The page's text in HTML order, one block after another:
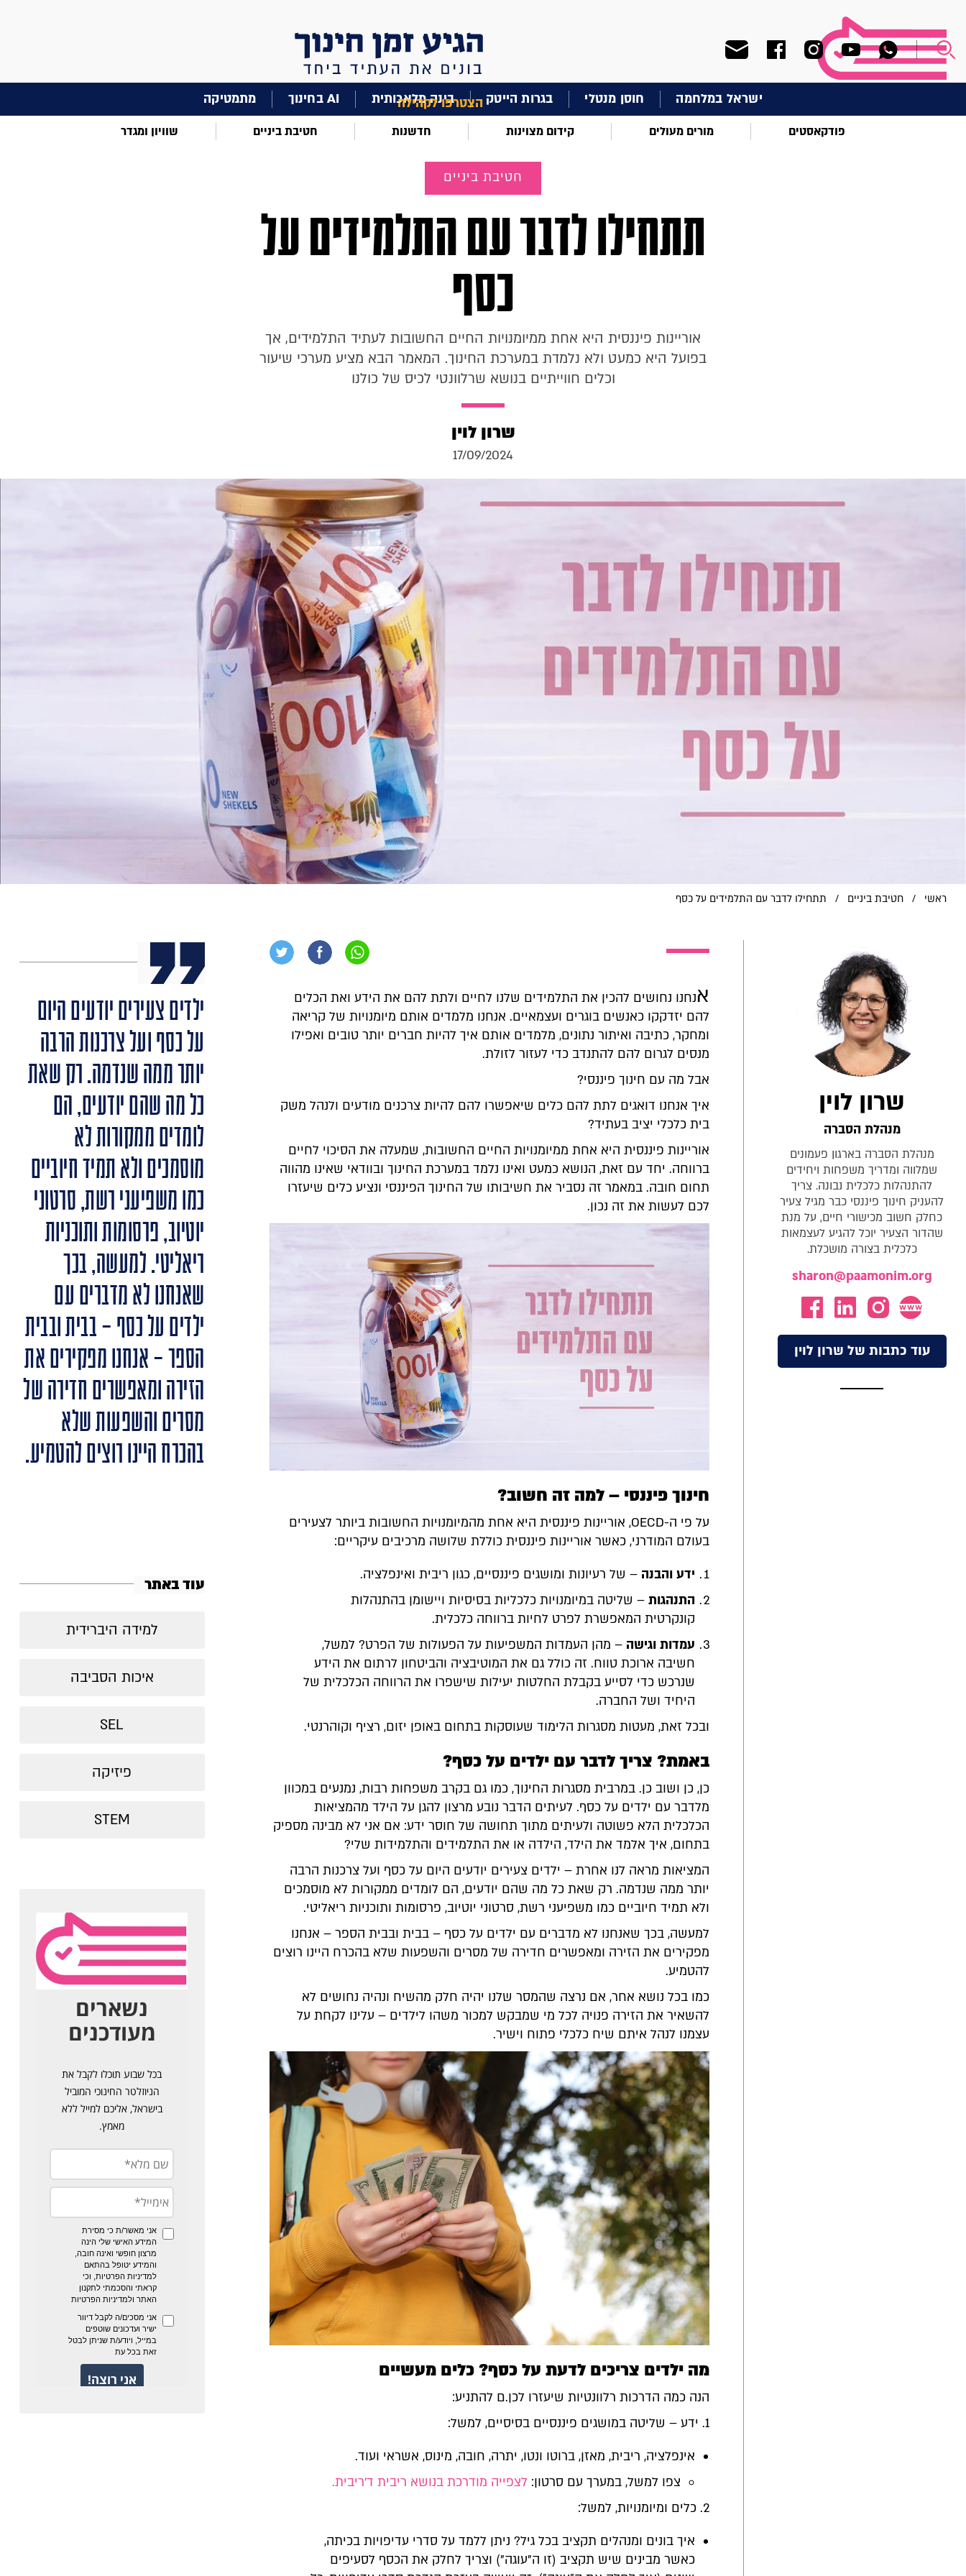
הצטרפו לקהילה ישראל במלחמה חוסן מנטלי בגרות הייטק בינה מלאכותית AI בחינוך מתמטיקה
פודקאסטים מורים מעולים קידום מצוינות חדשנות חטיבת ביניים שוויון ומגדר
חטיבת ביניים
תתחילו לדבר עם התלמידים על
כסף
אוריינות פיננסית היא אחת ממיומנויות החיים החשובות לעתיד התלמידים, אך
בפועל היא כמעט ולא נלמדת במערכת החינוך. המאמר הבא מציע מערכי שיעור
וכלים חווייתיים בנושא שרלוונטי לכיס של כולנו
שרון לוין
17/09/2024
ראשי / חטיבת ביניים / תתחילו לדבר עם התלמידים על כסף
אנחנו נחושים להכין את התלמידים שלנו לחיים ולתת להם את הידע ואת הכלים
להם יזדקקו כאנשים בוגרים ועצמאיים. אנחנו מלמדים אותם מיומנויות של קריאה
ומחקר, כתיבה ואיתור נתונים, מלמדים אותם איך להיות חברים יותר טובים ואפילו
מנסים לגרום להם להתנדב כדי לעזור לזולת.
אבל מה עם חינוך פיננסי?
איך אנחנו דואגים לתת להם כלים שיאפשרו להם להיות צרכנים מודעים ולנהל משק
בית כלכלי יציב בעתיד?
אוריינות פיננסית היא אחת ממיומנויות החיים החשובות, שמעלה את הסיכוי לחיים
ברווחה. יחד עם זאת, הנושא כמעט ואינו נלמד במערכת החינוך ובוודאי שאינו מהווה
תחום חובה. במאמר זה נסביר את חשיבותו של החינוך הפיננסי ונציע כלים שיעזרו
לכם לעשות את זה נכון.
חינוך פיננסי – למה זה חשוב?
על פי ה-OECD, אוריינות פיננסית היא אחת מהמיומנויות החשובות ביותר לצעירים
בעולם המודרני, כאשר אוריינות פיננסית כוללת שלושה מרכיבים עיקריים:
ידע והבנה – של רעיונות ומושגים פיננסיים, כגון ריבית ואינפלציה.
התנהגות– שליטה במיומנויות כלכליות בסיסיות ויישומן בהתנהלות
קונקרטית המאפשרת לפרט לחיות ברווחה כלכלית.
עמדות וגישה – מהן העמדות המשפיעות על הפעולות של הפרט? למשל,
חשיבה ארוכת טווח. זה כולל גם את המוטיבציה והביטחון לרתום את הידע
שנרכש כדי לסייע בקבלת החלטות יעילות שישפרו את הרווחה הכלכלית של
היחיד ושל החברה.
ובכל זאת, מעטות מסגרות הלימוד שעוסקות בתחום באופן יזום, רציף וקוהרנטי.
באמת? צריך לדבר עם ילדים על כסף?
כן, כן ושוב כן. במרבית מסגרות החינוך, כמו גם בקרב משפחות רבות, נמנעים במכוון
מלדבר עם ילדים על כסף. לעיתים הדבר נובע מרצון להגן על הילד מהמציאות
הכלכלית הלא פשוטה ולעיתים מתוך תחושה של חוסר ידע: אם אני לא מבינה מספיק
בתחום, איך אלמד את הילד, הילדה או את התלמידים והתלמידות שלי?
המציאות מראה לנו אחרת – ילדים צעירים יודעים היום על כסף ועל צרכנות הרבה
יותר ממה שנדמה. רק שאת כל מה שהם יודעים, הם לומדים ממקורות לא מוסמכים
ולא תמיד חיוביים כמו משפיעני רשת, סרטוני יוטיוב, פרסומות ותוכניות ריאליטי.
למעשה, בכך שאנחנו לא מדברים עם ילדים על כסף – בבית ובבית הספר – אנחנו
מפקירים את הזירה ומאפשרים חדירה של מסרים והשפעות שלא בהכרח היינו רוצים
להטמיע.
כמו בכל נושא אחר, אם נרצה שהמסר שלנו יהיה חלק מהשיח ונהיה נחושים לא
להשאיר את הזירה פנויה לכל מי שמבקש למכור משהו לילדים – עלינו לקחת על
עצמנו לנהל איתם שיח כלכלי פתוח וישיר.
מה ילדים צריכים לדעת על כסף? כלים מעשיים
הנה כמה הדרכות רלוונטיות שיעזרו לכן.ם להתניע:
1. ידע – שליטה במושגים פיננסיים בסיסיים, למשל:
אינפלציה, ריבית, מאזן, ברוטו ונטו, יתרה, חובה, מינוס, אשראי ועוד.
צפו למשל, במערך עם סרטון: לצפייה מודרכת בנושא ריבית ד'ריבית.
2. כלים ומיומנויות, למשל:
איך בונים ומנהלים תקציב בכל גיל? ניתן ללמד על סדרי עדיפויות בכיתה,
כאשר מבינים שיש תקציב (זו ה"עוגה") וצריך לחלק את הכסף לסעיפים
שרון לוין
מנהלת הסברה
מנהלת הסברה בארגון פעמונים
שמלווה ומדריך משפחות ויחידים
להתנהלות כלכלית נבונה. צריך
להעניק חינוך פיננסי כבר מגיל צעיר
כחלק חשוב מכישורי חיים, על מנת
שהדור הצעיר יוכל להגיע לעצמאות
כלכלית בצורה מושכלת.
sharon@paamonim.org
עוד כתבות של שרון לוין
ילדים צעירים יודעים היום
על כסף ועל צרכנות הרבה
יותר ממה שנדמה. רק שאת
כל מה שהם יודעים, הם
לומדים ממקורות לא
מוסמכים ולא תמיד חיוביים
כמו משפיעני רשת, סרטוני
יוטיוב, פרסומות ותוכניות
ריאליטי. למעשה, בכך
שאנחנו לא מדברים עם
ילדים על כסף – בבית ובבית
הספר – אנחנו מפקירים את
הזירה ומאפשרים חדירה של
מסרים והשפעות שלא
בהכרח היינו רוצים להטמיע.
עוד באתר
למידה היברידית
איכות הסביבה
SEL
פיזיקה
STEM